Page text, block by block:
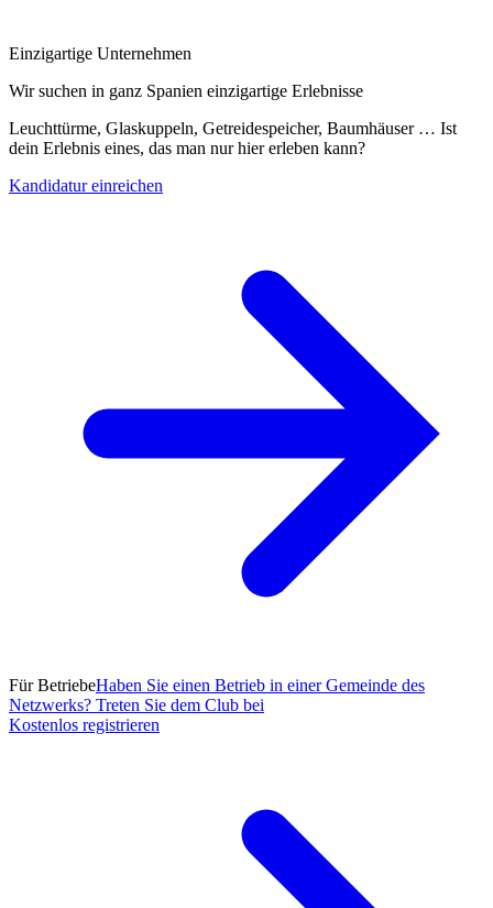
Einzigartige Unternehmen
Wir suchen in ganz Spanien einzigartige Erlebnisse
Leuchttürme, Glaskuppeln, Getreidespeicher, Baumhäuser … Ist
dein Erlebnis eines, das man nur hier erleben kann?
Kandidatur einreichen
Für BetriebeHaben Sie einen Betrieb in einer Gemeinde des
Netzwerks? Treten Sie dem Club bei
Kostenlos registrieren